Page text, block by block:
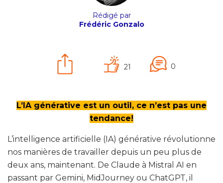
Rédigé par
Frédéric Gonzalo
21 0
L’IA générative est un outil, ce n’est pas une
tendance!
L’intelligence artificielle (IA) générative révolutionne
nos manières de travailler depuis un peu plus de
deux ans, maintenant. De Claude à Mistral AI en
passant par Gemini, MidJourney ou ChatGPT, il